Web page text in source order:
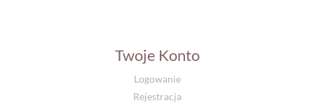
Twoje Konto
Logowanie
Rejestracja